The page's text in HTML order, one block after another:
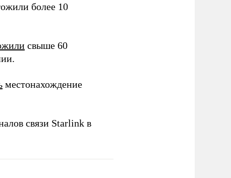
более 10
свыше 60
местонахождение
связи Starlink в